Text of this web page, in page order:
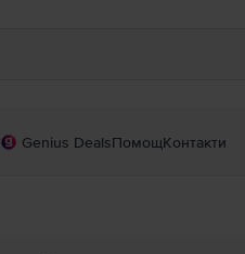
Genius DealsПомощКонтакти